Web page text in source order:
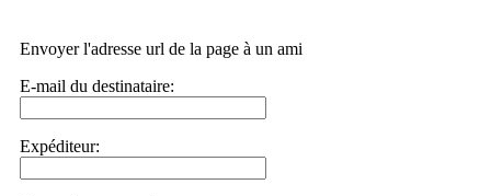
Envoyer l'adresse url de la page à un ami
E-mail du destinataire:
Expéditeur: